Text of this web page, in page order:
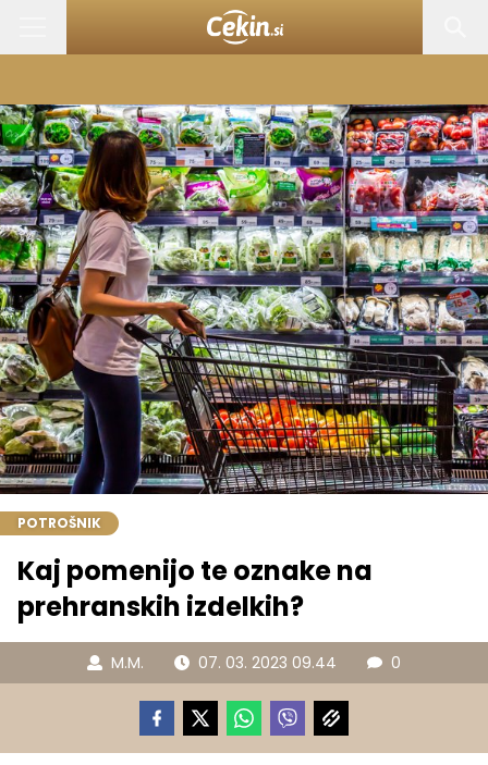
POTROŠNIK
Kaj pomenijo te oznake na
prehranskih izdelkih?
M.M. 07. 03. 2023 09.44 0